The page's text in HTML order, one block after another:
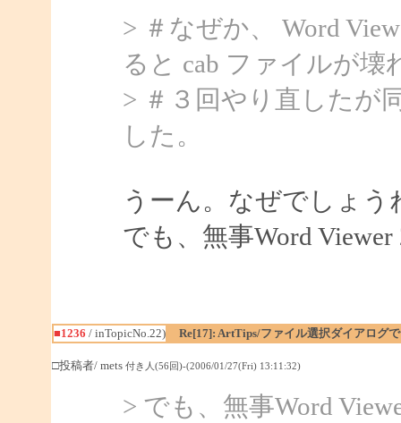
> ＃なぜか、 Word
ると cab ファイルが
> ＃３回やり直したが
した。
うーん。なぜでしょう
でも、無事Word
■1236 / inTopicNo.22) Re[17]: ArtTips/ファイル選択ダイアログ
□投稿者/ mets 付き人(56回)-(2006/01/27(Fri) 13:11:32)
> でも、無事Word